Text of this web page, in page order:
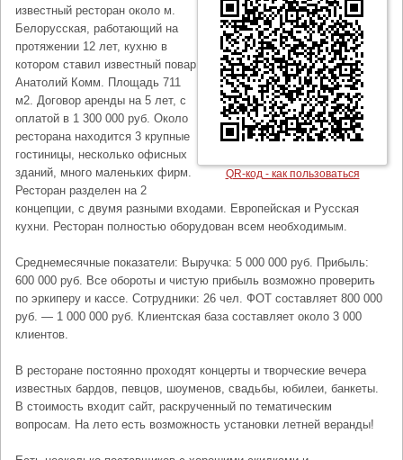
QR-код - как пользоваться
известный ресторан около м.
Белорусская, работающий на
протяжении 12 лет, кухню в
котором ставил известный повар
Анатолий Комм. Площадь 711
м2. Договор аренды на 5 лет, с
оплатой в 1 300 000 руб. Около
ресторана находится 3 крупные
гостиницы, несколько офисных
зданий, много маленьких фирм.
Ресторан разделен на 2
концепции, с двумя разными входами. Европейская и Русская
кухни. Ресторан полностью оборудован всем необходимым.
Среднемесячные показатели: Выручка: 5 000 000 руб. Прибыль:
600 000 руб. Все обороты и чистую прибыль возможно проверить
по эркиперу и кассе. Сотрудники: 26 чел. ФОТ составляет 800 000
руб. — 1 000 000 руб. Клиентская база составляет около 3 000
клиентов.
В ресторане постоянно проходят концерты и творческие вечера
известных бардов, певцов, шоуменов, свадьбы, юбилеи, банкеты.
В стоимость входит сайт, раскрученный по тематическим
вопросам. На лето есть возможность установки летней веранды!